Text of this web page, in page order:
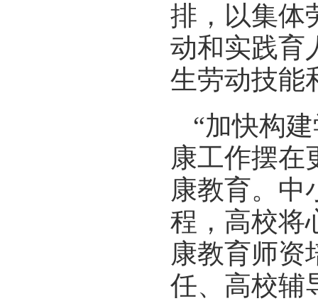
排，以集体
动和实践育
生劳动技能
“加快构
康工作摆在
康教育。中
程，高校将
康教育师资
任、高校辅